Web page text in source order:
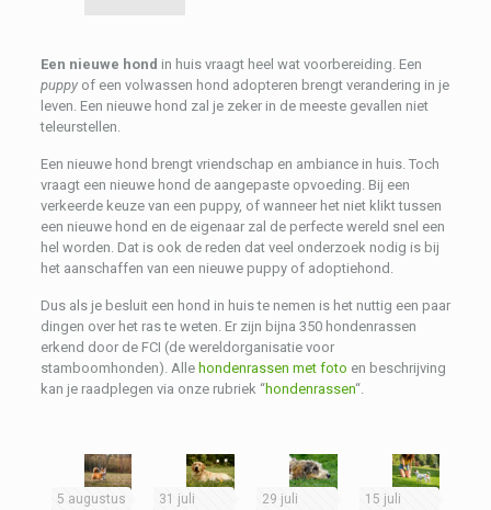
Een nieuwe hond in huis vraagt heel wat voorbereiding. Een
puppyof een volwassen hond adopteren brengt verandering in je
leven. Een nieuwe hond zal je zeker in de meeste gevallen niet
teleurstellen.
Een nieuwe hond brengt vriendschap en ambiance in huis. Toch
vraagt een nieuwe hond de aangepaste opvoeding. Bij een
verkeerde keuze van een puppy, of wanneer het niet klikt tussen
een nieuwe hond en de eigenaar zal de perfecte wereld snel een
hel worden. Dat is ook de reden dat veel onderzoek nodig is bij
het aanschaffen van een nieuwe puppy of adoptiehond.
Dus als je besluit een hond in huis te nemen is het nuttig een paar
dingen over het ras te weten. Er zijn bijna 350 hondenrassen
erkend door de FCI (de wereldorganisatie voor
stamboomhonden). Alle hondenrassen met foto en beschrijving
kan je raadplegen via onze rubriek “hondenrassen“.
5 augustus
31 juli
29 juli
15 juli